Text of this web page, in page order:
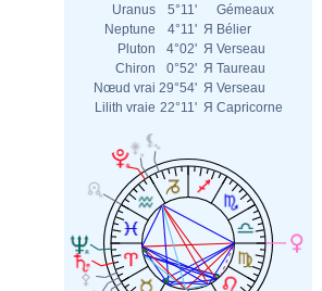
Uranus
5°11'
Gémeaux
Neptune
4°11' Я Bélier
Pluton
4°02' Я Verseau
Chiron
0°52' Я Taureau
Nœud vrai 29°54' Я Verseau
Lilith vraie 22°11' Я Capricorne